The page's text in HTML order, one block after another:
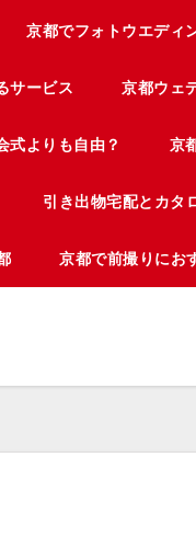
京都でフォトウエディ
サービス 京都ウェ
式よりも自由？ 京
引き出物宅配とカタ
京都で前撮りにお